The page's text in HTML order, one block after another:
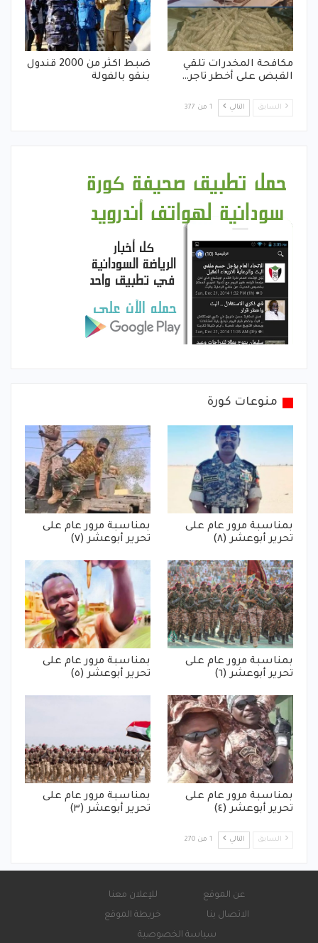
مكافحة المخدرات تلقي
القبض على أخطر تاجر…
ضبط اكثر من 2000 قندول
بنقو بالفولة
السابق التالي 1 من 377
منوعات كورة
بمناسبة مرور عام على
تحرير أبوعشر (٨)
بمناسبة مرور عام على
تحرير أبوعشر (٧)
بمناسبة مرور عام على
تحرير أبوعشر (٦)
بمناسبة مرور عام على
تحرير أبوعشر (٥)
بمناسبة مرور عام على
تحرير أبوعشر (٤)
بمناسبة مرور عام على
تحرير أبوعشر (٣)
السابق التالي 1 من 270
عن الموقع
للإعلان معنا
الاتصال بنا
خريطة الموقع
سياسة الخصوصية